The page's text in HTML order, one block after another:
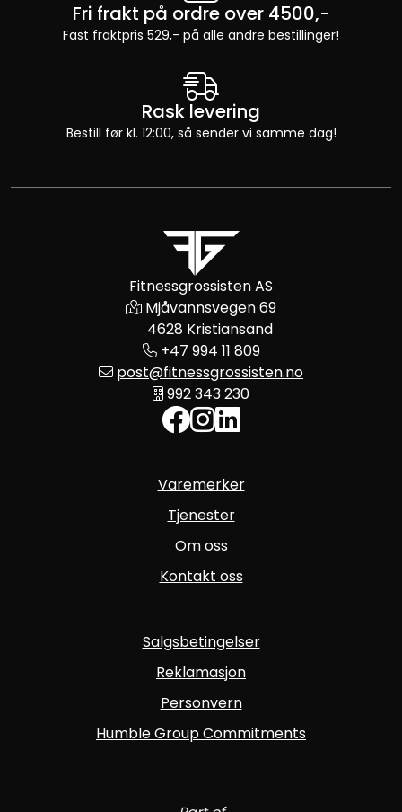
Fri frakt på ordre over 4500,-
Fast fraktpris 529,- på alle andre bestillinger!
Rask levering
Bestill før kl. 12:00, så sender vi samme dag!
Fitnessgrossisten AS
Mjåvannsvegen 69
4628 Kristiansand
+47 994 11 809
post@fitnessgrossisten.no
992 343 230
Varemerker
Tjenester
Om oss
Kontakt oss
Salgsbetingelser
Reklamasjon
Personvern
Humble Group Commitments